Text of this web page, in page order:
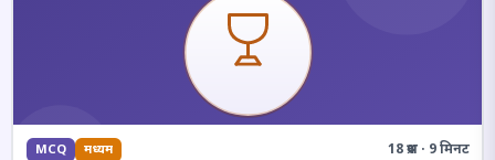
MCQ मध्यम 18 प्रश्न · 9 मिनट